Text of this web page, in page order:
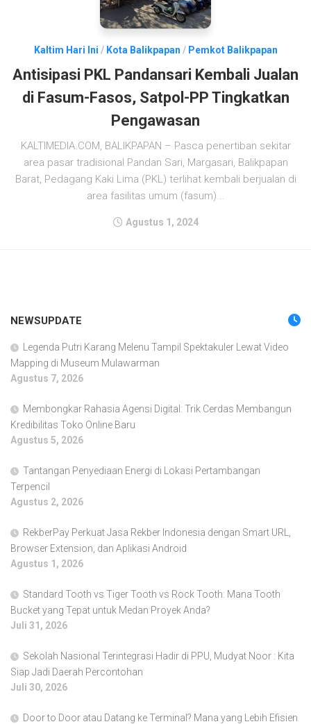
Kaltim Hari Ini / Kota Balikpapan / Pemkot Balikpapan
Antisipasi PKL Pandansari Kembali Jualan
di Fasum-Fasos, Satpol-PP Tingkatkan
Pengawasan
KALTIMEDIA.COM, BALIKPAPAN – Pasca penertiban sekitar
area pasar tradisional Pandan Sari, Margasari, Balikpapan
Barat, Pedagang Kaki Lima (PKL) terlihat kembali berjualan di
area fasilitas umum (fasum)...
Agustus 1, 2024
NEWSUPDATE
Legenda Putri Karang Melenu Tampil Spektakuler Lewat Video
Mapping di Museum Mulawarman
Agustus 7, 2026
Membongkar Rahasia Agensi Digital: Trik Cerdas Membangun
Kredibilitas Toko Online Baru
Agustus 5, 2026
Tantangan Penyediaan Energi di Lokasi Pertambangan
Terpencil
Agustus 2, 2026
RekberPay Perkuat Jasa Rekber Indonesia dengan Smart URL,
Browser Extension, dan Aplikasi Android
Agustus 1, 2026
Standard Tooth vs Tiger Tooth vs Rock Tooth: Mana Tooth
Bucket yang Tepat untuk Medan Proyek Anda?
Juli 31, 2026
Sekolah Nasional Terintegrasi Hadir di PPU, Mudyat Noor : Kita
Siap Jadi Daerah Percontohan
Juli 30, 2026
Door to Door atau Datang ke Terminal? Mana yang Lebih Efisien